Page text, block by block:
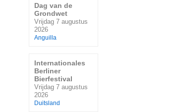
Dag van de
Grondwet
Vrijdag 7 augustus
2026
Anguilla
Internationales
Berliner
Bierfestival
Vrijdag 7 augustus
2026
Duitsland